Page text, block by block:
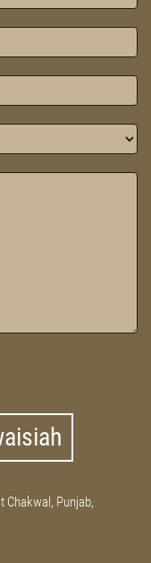
Chakwal, Punjab,